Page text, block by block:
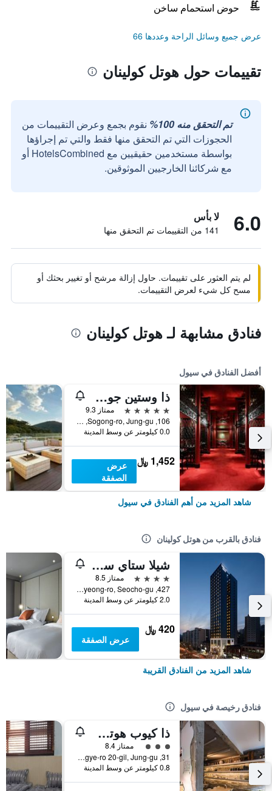
حوض استحمام ساخن
عرض جميع وسائل الراحة وعددها 66
تقييمات حول هوتل كولينان
تم التحقق منه 100%
نقوم بجمع وعرض التقييمات من
الحجوزات التي تم التحقق منها فقط والتي تم إجراؤها
بواسطة مستخدمين حقيقيين مع HotelsCombined أو
مع شركائنا الخارجيين الموثوقين.
6.0 لا بأس
141 من التقييمات تم التحقق منها
لم يتم العثور على تقييمات. حاول إزالة مرشح أو تغيير بحثك أو
مسح كل شيء لعرض التقييمات.
فنادق مشابهة لـ هوتل كولينان
أفضل الفنادق في سيول
ذا وستين جوسون سول
5 نجوم
ممتاز 9.3
106, Sogong-ro, Jung-gu, سيول, كوريا الجنوبية
0.0 كيلومتر عن وسط المدينة
1,452 ﷼
عرض
الصفقة
شاهد المزيد من أهم الفنادق في سيول
فنادق بالقرب من هوتل كولينان
شيلا ستاي سيوتشو جاننام ستيشن
4 نجوم
ممتاز 8.5
427, Hyoryeong-ro, Seocho-gu, سيول, كوريا الجنوبية
2.0 كيلومتر عن وسط المدينة
420 ﷼
عرض الصفقة
شاهد المزيد من الفنادق القريبة
فنادق رخيصة في سيول
ذا كيوب هوتل - دار ضيافة
تقييم فئة 3ممتاز 8.4
31, Toegye-ro 20-gil, Jung-gu, سيول, كوريا الجنوبية
0.8 كيلومتر عن وسط المدينة